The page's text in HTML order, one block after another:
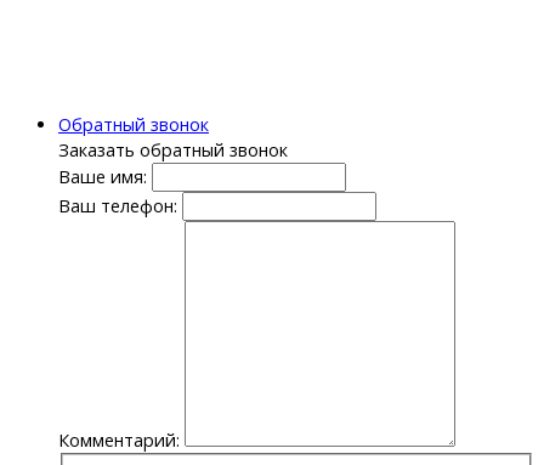
Обратный звонок
Заказать обратный звонок
Ваше имя:
Ваш телефон:
Комментарий: